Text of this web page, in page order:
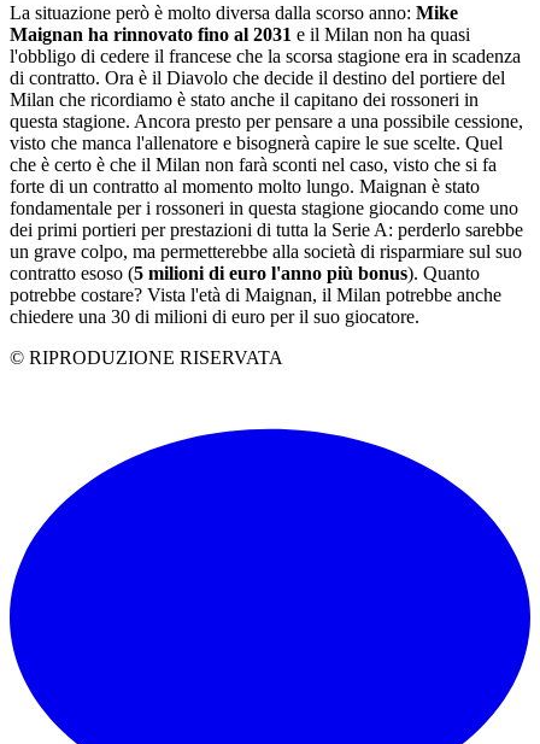
La situazione però è molto diversa dalla scorso anno: Mike
Maignan ha rinnovato fino al 2031 e il Milan non ha quasi
l'obbligo di cedere il francese che la scorsa stagione era in scadenza
di contratto. Ora è il Diavolo che decide il destino del portiere del
Milan che ricordiamo è stato anche il capitano dei rossoneri in
questa stagione. Ancora presto per pensare a una possibile cessione,
visto che manca l'allenatore e bisognerà capire le sue scelte. Quel
che è certo è che il Milan non farà sconti nel caso, visto che si fa
forte di un contratto al momento molto lungo. Maignan è stato
fondamentale per i rossoneri in questa stagione giocando come uno
dei primi portieri per prestazioni di tutta la Serie A: perderlo sarebbe
un grave colpo, ma permetterebbe alla società di risparmiare sul suo
contratto esoso (5 milioni di euro l'anno più bonus). Quanto
potrebbe costare? Vista l'età di Maignan, il Milan potrebbe anche
chiedere una 30 di milioni di euro per il suo giocatore.
© RIPRODUZIONE RISERVATA